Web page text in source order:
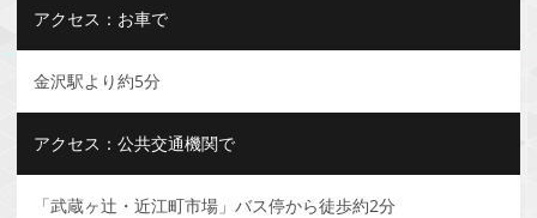
アクセス：お車で
金沢駅より約5分
アクセス：公共交通機関で
「武蔵ヶ辻・近江町市場」バス停から徒歩約2分